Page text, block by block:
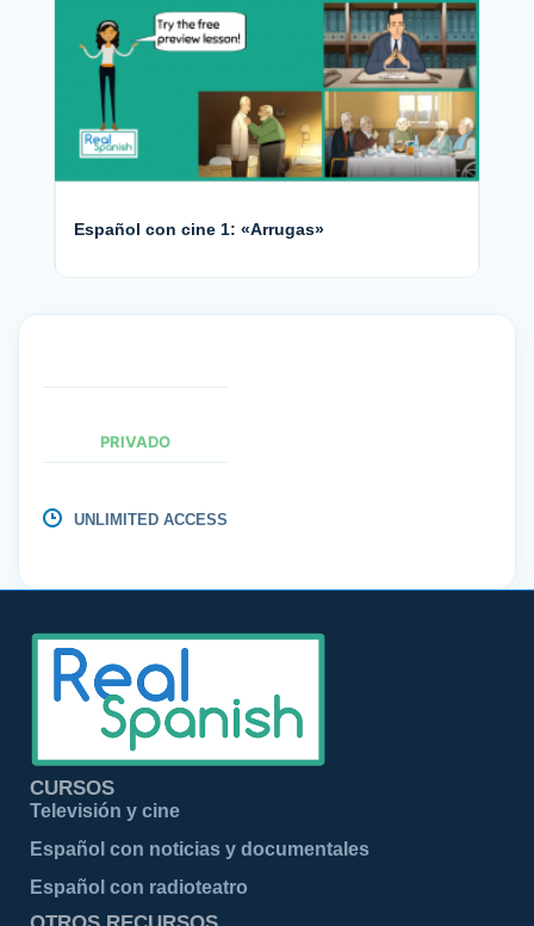
Español con cine 1: «Arrugas»
PRIVADO
UNLIMITED ACCESS
CURSOS
Televisión y cine
Español con noticias y documentales
Español con radioteatro